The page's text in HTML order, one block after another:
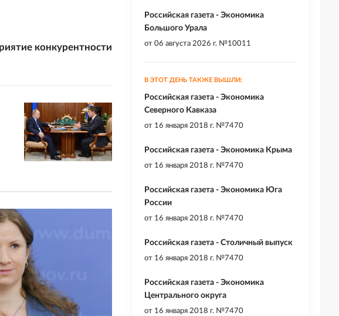
конкурентности
Российская газета - Экономика
Большого Урала
от 06 августа 2026 г. №10011
В ЭТОТ ДЕНЬ ТАКЖЕ ВЫШЛИ:
Российская газета - Экономика
Северного Кавказа
от 16 января 2018 г. №7470
Российская газета - Экономика Крыма
от 16 января 2018 г. №7470
Российская газета - Экономика Юга
России
от 16 января 2018 г. №7470
Российская газета - Столичный выпуск
от 16 января 2018 г. №7470
Российская газета - Экономика
Центрального округа
от 16 января 2018 г. №7470